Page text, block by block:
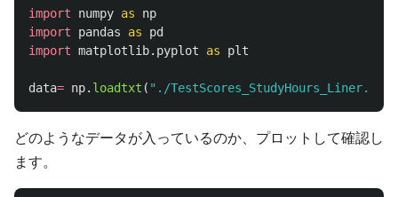
import numpy as
np
import
pandas as
pd
import matplotlib.pyplot as plt
data= np. loadtxt ( " ./TestScores_StudyHours_Liner.csv
どのようなデータが入っているのか、プロットして確認し
ます。